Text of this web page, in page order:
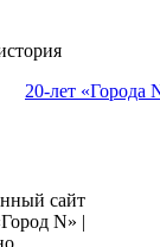
20-лет «Города
сайт
N» |